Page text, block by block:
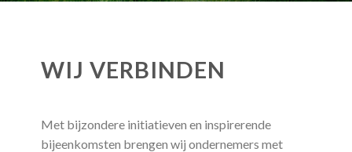
WIJ VERBINDEN
Met bijzondere initiatieven en inspirerende
bijeenkomsten brengen wij ondernemers met